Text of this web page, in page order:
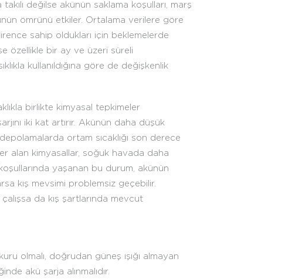
değilse akünün saklama koşulları, marş
ömrünü etkiler. Ortalama verilere göre
sahip oldukları için beklemelerde
özellikle bir ay ve üzeri süreli
kullanıldığına göre de değişkenlik
birlikte kimyasal tepkimeler
iki kat artırır. Akünün daha düşük
ortam sıcaklığı son derece
alan kimyasallar, soğuk havada daha
yaşanan bu durum, akünün
kış mevsimi problemsiz geçebilir.
da kış şartlarında mevcut
olmalı, doğrudan güneş ışığı almayan
akü şarja alınmalıdır.